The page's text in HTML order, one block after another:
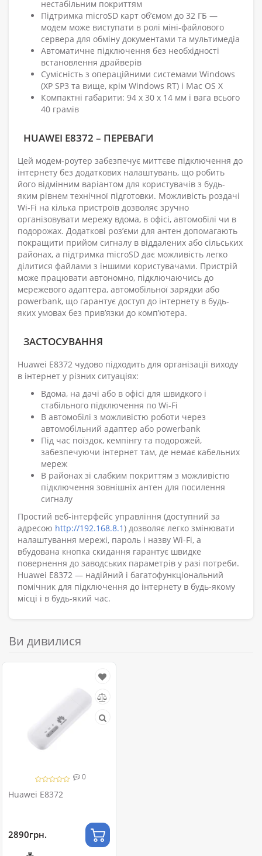
нестабільним покриттям
Підтримка microSD карт об’ємом до 32 ГБ —
модем може виступати в ролі міні-файлового
сервера для обміну документами та мультимедіа
Автоматичне підключення без необхідності
встановлення драйверів
Сумісність з операційними системами Windows
(XP SP3 та вище, крім Windows RT) і Mac OS X
Компактні габарити: 94 х 30 х 14 мм і вага всього
40 грамів
HUAWEI E8372 – ПЕРЕВАГИ
Цей модем-роутер забезпечує миттєве підключення до
інтернету без додаткових налаштувань, що робить
його відмінним варіантом для користувачів з будь-
яким рівнем технічної підготовки. Можливість роздачі
Wi-Fi на кілька пристроїв дозволяє зручно
організовувати мережу вдома, в офісі, автомобілі чи в
подорожах. Додаткові роз’єми для антен допомагають
покращити прийом сигналу в віддалених або сільських
районах, а підтримка microSD дає можливість легко
ділитися файлами з іншими користувачами. Пристрій
може працювати автономно, підключаючись до
мережевого адаптера, автомобільної зарядки або
powerbank, що гарантує доступ до інтернету в будь-
яких умовах без прив’язки до комп’ютера.
ЗАСТОСУВАННЯ
Huawei E8372 чудово підходить для організації виходу
в інтернет у різних ситуаціях:
Вдома, на дачі або в офісі для швидкого і
стабільного підключення по Wi-Fi
В автомобілі з можливістю роботи через
автомобільний адаптер або powerbank
Під час поїздок, кемпінгу та подорожей,
забезпечуючи інтернет там, де немає кабельних
мереж
В районах зі слабким покриттям з можливістю
підключення зовнішніх антен для посилення
сигналу
Простий веб-інтерфейс управління (доступний за
адресою http://192.168.8.1) дозволяє легко змінювати
налаштування мережі, пароль і назву Wi-Fi, а
вбудована кнопка скидання гарантує швидке
повернення до заводських параметрів у разі потреби.
Huawei E8372 — надійний і багатофункціональний
помічник для підключення до інтернету в будь-якому
місці і в будь-який час.
Ви дивилися
0
Huawei E8372
2890грн.